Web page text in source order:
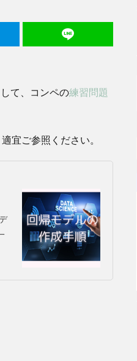
て、コンペの練習問題
宜ご参照ください。